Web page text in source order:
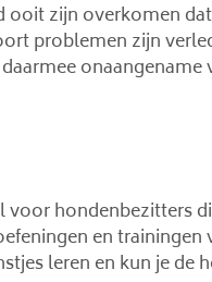
ooit zijn overkomen
problemen zijn
onaangename
voor hondenbezitters
en
leren en kun je de